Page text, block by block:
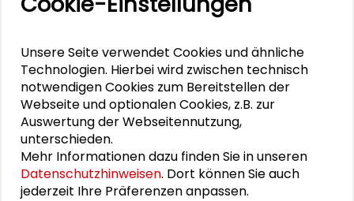
Die Europäische Union im Wettbewerb der
Tischgespräch: Erleben
PERSONEN IM KONTEXT
Alexander Gemeinhardt
Unsere Seite verwendet Cookies und ähnliche
Technologien. Hierbei wird zwischen technisch
notwendigen Cookies zum Bereitstellen der
Webseite und optionalen Cookies, z.B. zur
Auswertung der Webseitennutzung,
unterschieden.
Mehr Informationen dazu finden Sie in unseren
Datenschutzhinweisen. Dort können Sie auch
jederzeit Ihre Präferenzen anpassen.